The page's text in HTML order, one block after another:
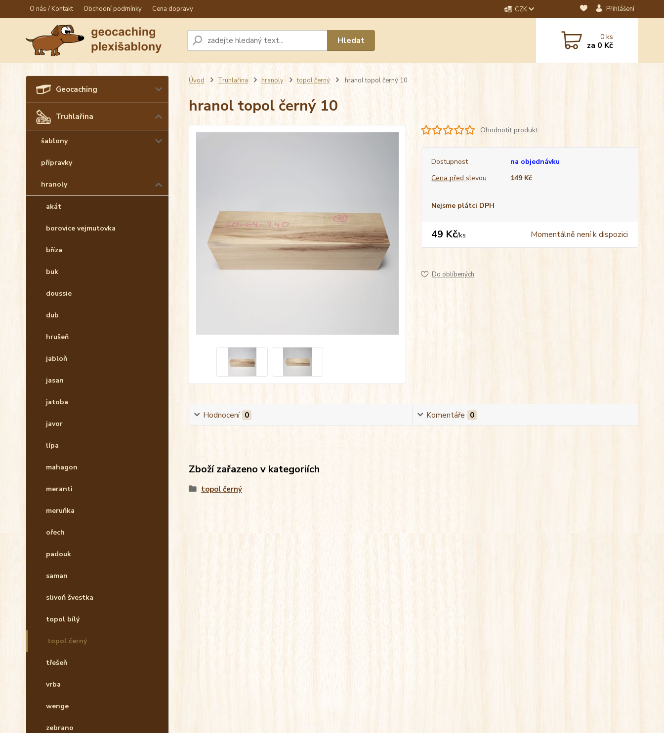
O nás / Kontakt Obchodní podmínky Cena dopravy CZK Přihlášení
Hledat 0ks
za 0 Kč
Geocaching
Truhlařina
šablony
přípravky
hranoly
akát
borovice vejmutovka
bříza
buk
doussie
dub
hrušeň
jabloň
jasan
jatoba
javor
lípa
mahagon
meranti
meruňka
ořech
padouk
saman
slivoň švestka
topol bílý
topol černý
třešeň
vrba
wenge
zebrano
Úvod Truhlařina hranoly topol černý hranol topol černý 10
hranol topol černý 10
Ohodnotit produkt
Dostupnost
na objednávku
Cena před slevou
149 Kč
Nejsme plátci DPH
49 Kč/ks Momentálně není k dispozici
Do oblíbených
Hodnocení 0 Komentáře 0
Zboží zařazeno v kategoriích
topol černý